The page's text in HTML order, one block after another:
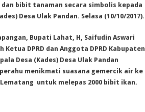
bibit tanaman secara simbolis kepada
Desa Ulak Pandan. Selasa (10/10/2017).
Bupati Lahat, H, Saifudin Aswari
Ketua DPRD dan Anggota DPRD Kabupaten
Desa (Kades) Desa Ulak Pandan
menikmati suasana gemercik air ke
untuk melepas 2000 bibit ikan.